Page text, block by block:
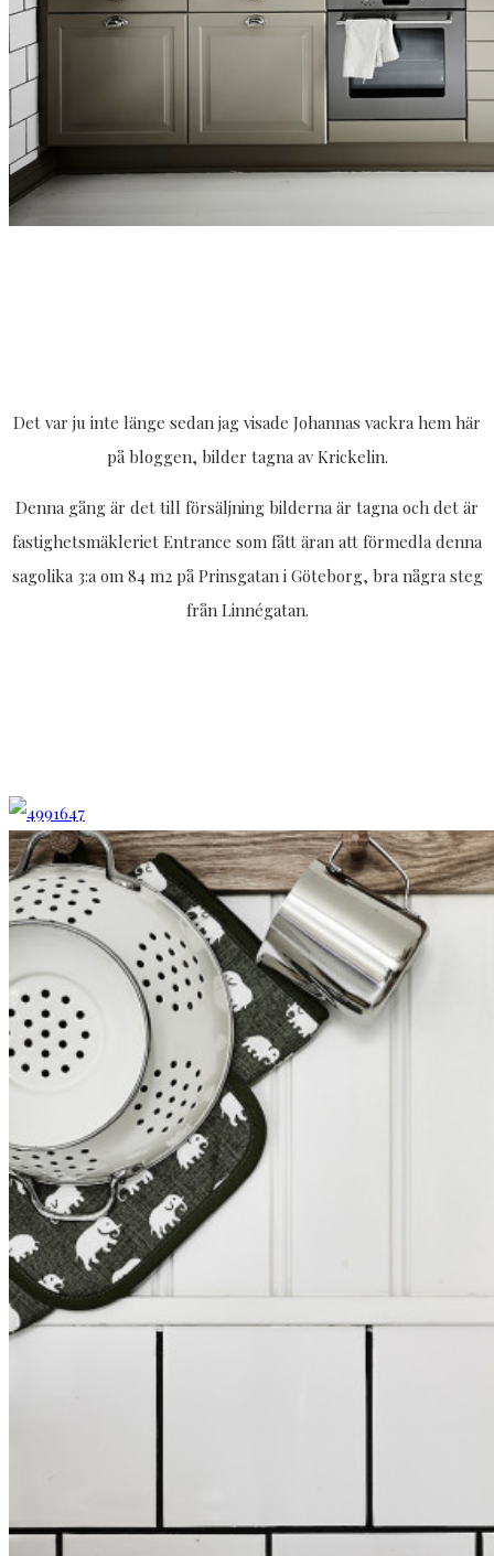
Det var ju inte länge sedan jag visade Johannas vackra hem här
på bloggen, bilder tagna av Krickelin.
Denna gång är det till försäljning bilderna är tagna och det är
fastighetsmäkleriet Entrance som fått äran att förmedla denna
sagolika 3:a om 84 m2 på Prinsgatan i Göteborg, bra några steg
från Linnégatan.